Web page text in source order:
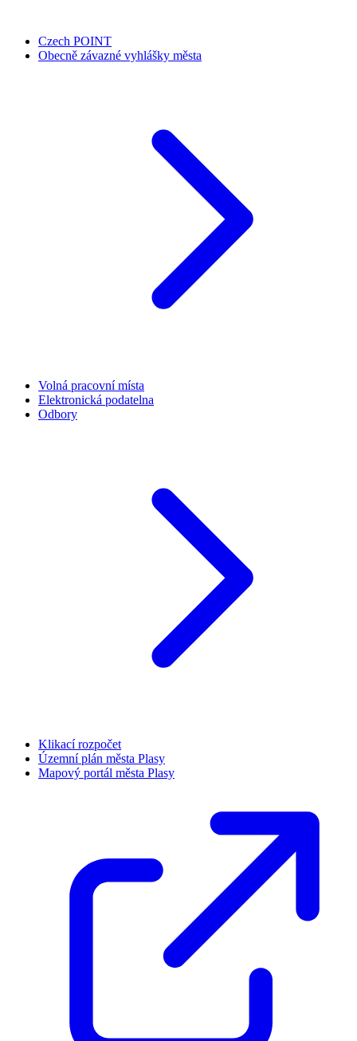
Czech POINT
Obecně závazné vyhlášky města
Volná pracovní místa
Elektronická podatelna
Odbory
Klikací rozpočet
Územní plán města Plasy
Mapový portál města Plasy